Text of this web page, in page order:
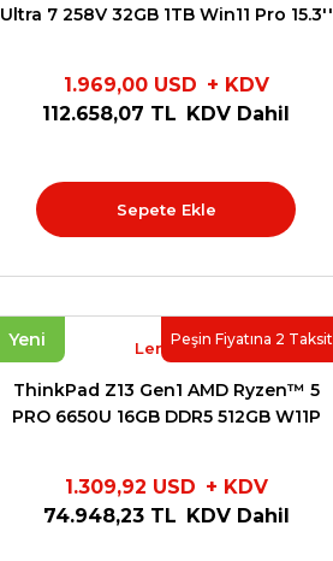
Ultra 7 258V 32GB 1TB Win11 Pro 15.3''
1.969,00 USD + KDV
112.658,07 TL KDV Dahil
Sepete Ekle
Yeni Peşin Fiyatına 2 Taksit
Lenovo
ThinkPad Z13 Gen1 AMD Ryzen™ 5
PRO 6650U 16GB DDR5 512GB W11P
1.309,92 USD + KDV
74.948,23 TL KDV Dahil